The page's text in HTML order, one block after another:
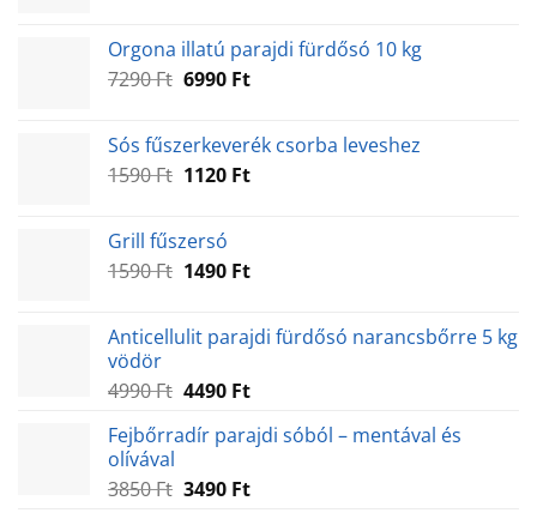
1120 Ft.990 Ft.
Orgona illatú parajdi fürdősó 10 kg
7290Ft Original
7290 Ft.
6990 FtCurrent
6990 Ft.
Sós fűszerkeverék csorba leveshez
1590Ft Original
1590 Ft.
1120 FtCurrent
Grill fűszersó
1590Ft Original
1590 Ft.
1490 FtCurrent
1490 Ft.
Anticellulit parajdi fürdősó narancsbőrre 5 kg
vödör
4990Ft Original
was:
4490 FtCurrent
is:
Fejbőrradír parajdi sóból – mentával és
olívával
3850Ft Original
3490 FtCurrent